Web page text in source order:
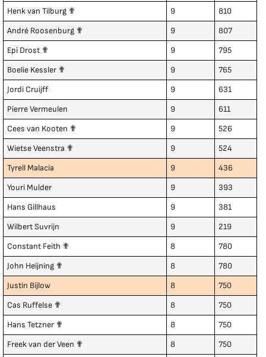
Henk van Tilburg ✟
9
810
André Roosenburg ✟
9
807
Epi Drost ✟
9
795
Boelie Kessler ✟
9
765
Jordi Cruijff
9
631
Pierre Vermeulen
9
611
Cees van Kooten ✟
9
526
Wietse Veenstra ✟
9
524
Tyrell Malacia
9
436
Youri Mulder
9
393
Hans Gillhaus
9
381
Wilbert Suvrijn
9
219
Constant Feith ✟
8
780
John Heijning ✟
8
780
Justin Bijlow
8
750
Cas Ruffelse ✟
8
750
Hans Tetzner ✟
8
750
Freek van der Veen ✟
8
750